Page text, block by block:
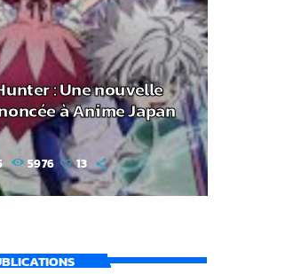
: Une nouvelle
à Anime Japan
5976 13